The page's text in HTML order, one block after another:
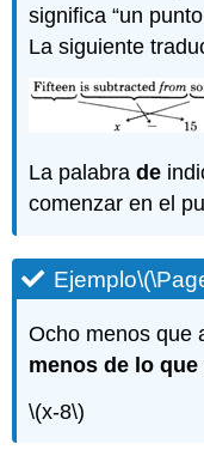
significa “un
La siguiente
La palabrade
comenzar en el
Ejemplo
Ocho menos que
menos de lo que
\(x-8\)